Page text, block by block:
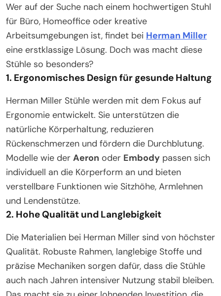
Wer auf der Suche nach einem hochwertigen Stuhl
für Büro, Homeoffice oder kreative
Arbeitsumgebungen ist, findet bei Herman Miller
eine erstklassige Lösung. Doch was macht diese
Stühle so besonders?
1. Ergonomisches Design für gesunde Haltung
Herman Miller Stühle werden mit dem Fokus auf
Ergonomie entwickelt. Sie unterstützen die
natürliche Körperhaltung, reduzieren
Rückenschmerzen und fördern die Durchblutung.
Modelle wie der Aeron oder Embody passen sich
individuell an die Körperform an und bieten
verstellbare Funktionen wie Sitzhöhe, Armlehnen
und Lendenstütze.
2. Hohe Qualität und Langlebigkeit
Die Materialien bei Herman Miller sind von höchster
Qualität. Robuste Rahmen, langlebige Stoffe und
präzise Mechaniken sorgen dafür, dass die Stühle
auch nach Jahren intensiver Nutzung stabil bleiben.